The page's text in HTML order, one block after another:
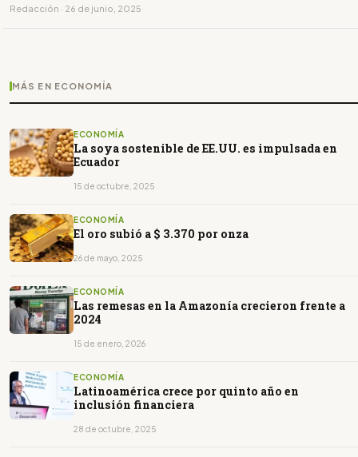
Redacción · 26 de junio, 2025
MÁS EN ECONOMÍA
ECONOMÍA
La soya sostenible de EE.UU. es impulsada en
Ecuador
15 de octubre, 2025
ECONOMÍA
El oro subió a $ 3.370 por onza
26 de mayo, 2025
ECONOMÍA
Las remesas en la Amazonía crecieron frente a
2024
15 de enero, 2026
ECONOMÍA
Latinoamérica crece por quinto año en
inclusión financiera
28 de octubre, 2025